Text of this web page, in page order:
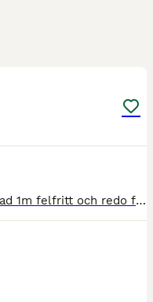
Trevlig valack med framtiden för sig. Startad 1m felfritt och redo för 110. Endast tävlad senaste året. Snäll i all hantering. Besiktigad 25/6 på Mälaren Hästklinik i Linköping. Pris inkl. moms.